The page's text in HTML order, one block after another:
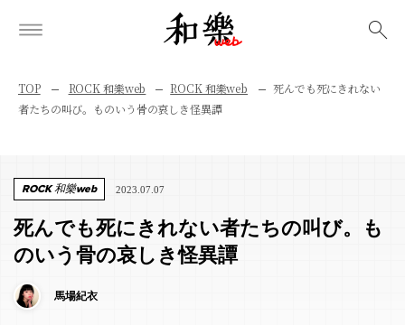
TOP ROCK 和樂web ROCK 和樂web
死んでも死にきれない
者たちの叫び。ものいう骨の哀しき怪異譚
ROCK 和樂web 2023.07.07
死んでも死にきれない者たちの叫び。も
のいう骨の哀しき怪異譚
馬場紀衣